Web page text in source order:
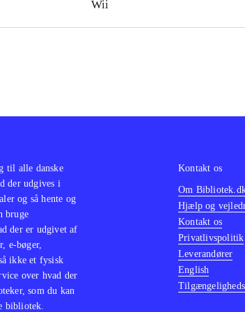
Wii
til alle danske
der udgives i
og så hente og
bruge
der er udgivet af
e-bøger,
ikke et fysisk
over hvad der
som du kan
bibliotek.
Kontakt os
Om
Hjælp og
Kontakt os
Privatlivspolitik
Leverandører
English